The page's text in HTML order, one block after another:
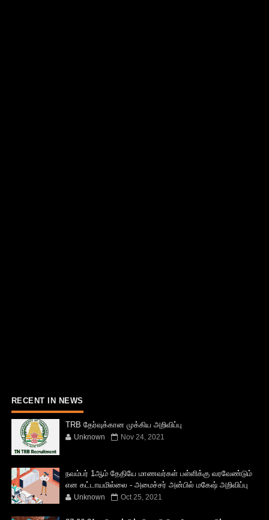
RECENT IN NEWS
TRB தேர்வுக்கான முக்கிய அறிவிப்பு
Unknown Nov 24, 2021
நவம்பர் 1ஆம் தேதியே மாணவர்கள் பள்ளிக்கு வரவேண்டும்
என கட்டாயமில்லை - அமைச்சர் அன்பில் மகேஷ் அறிவிப்பு
Unknown Oct 25, 2021